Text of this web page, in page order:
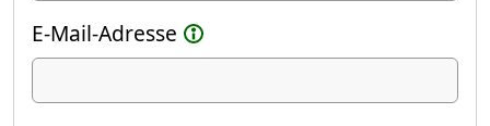
E-Mail-Adresse